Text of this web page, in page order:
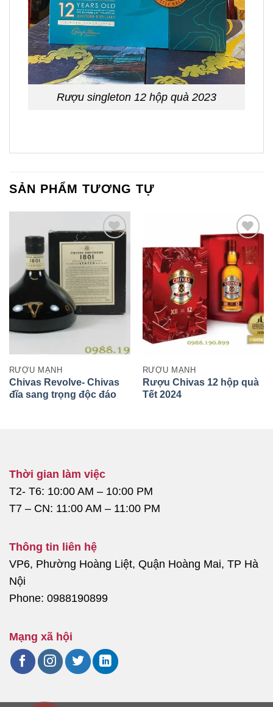
Rượu singleton 12 hộp quà 2023
SẢN PHẨM TƯƠNG TỰ
RƯỢU MẠNH
Chivas Revolve- Chivas
đĩa sang trọng độc đáo
RƯỢU MẠNH
Rượu Chivas 12 hộp quà
Tết 2024
Thời gian làm việc
T2- T6: 10:00 AM – 10:00 PM
T7 – CN: 11:00 AM – 11:00 PM
Thông tin liên hệ
VP6, Phường Hoàng Liệt, Quận Hoàng Mai, TP Hà
Nội
Phone: 0988190899
Mạng xã hội